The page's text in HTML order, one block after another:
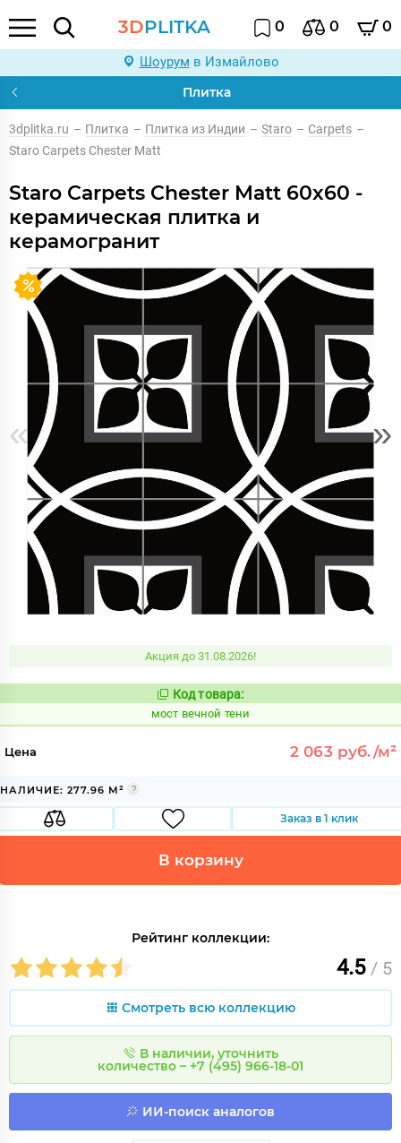
3DPLITKA 0 0 0
Шоурум в Измайлово
Плитка
3dplitka.ru – Плитка – Плитка из Индии – Staro – Carpets –
Staro Carpets Chester Matt
Staro Carpets Chester Matt 60x60 -
керамическая плитка и
керамогранит
« »
Акция до 31.08.2026!
Код:
1017353
Код товара:
мост вечной тени
Цена 2 063 руб./м²
НАЛИЧИЕ: 277.96 М²
Заказ в 1 клик
В корзину
Рейтинг коллекции:
4.5 / 5
Смотреть всю коллекцию
В наличии, уточнить
количество – +7 (495) 966-18-01
ИИ-поиск аналогов